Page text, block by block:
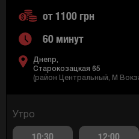
от 1100 грн
60 минут
Днепр,
Старокозацкая 65
(район Центральный, M
Утро